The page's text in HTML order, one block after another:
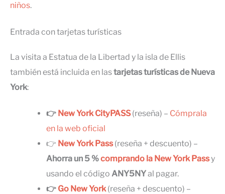
niños.
Entrada con tarjetas turísticas
La visita a Estatua de la Libertad y la isla de Ellis
también está incluida en lastarjetas turísticas de Nueva
York:
👉 New York CityPASS (reseña) – Cómprala
en la web oficial
👉 New York Pass(reseña + descuento) –
Ahorra un 5 %comprando la New York Passy
usando el código ANY5NYal pagar.
👉 Go New York (reseña + descuento) –